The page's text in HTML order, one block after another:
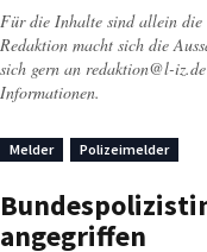
Für die Inhalte sind allein die
Redaktion macht sich die
sich gern an redaktion@l-iz.de
Informationen.
Melder Polizeimelder
angegriffen